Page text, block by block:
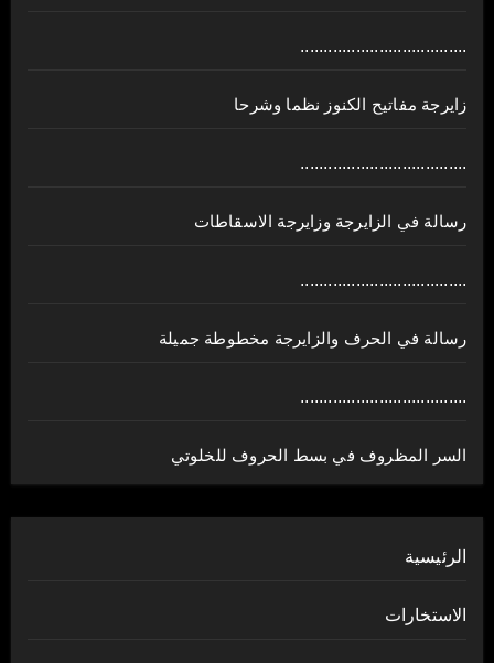
....................................
زايرجة مفاتيح الكنوز نظما وشرحا
....................................
رسالة في الزايرجة وزايرجة الاسقاطات
....................................
رسالة في الحرف والزايرجة مخطوطة جميلة
....................................
السر المظروف في بسط الحروف للخلوتي
الرئيسية
الاستخارات